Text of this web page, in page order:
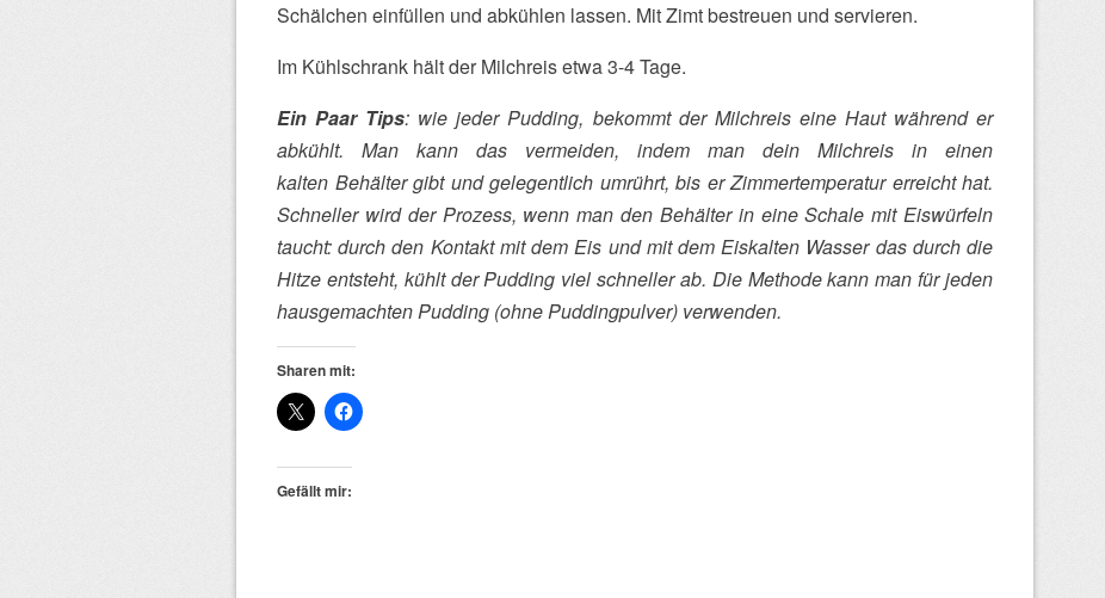
Schälchen einfüllen und abkühlen lassen. Mit Zimt bestreuen und servieren.
Im Kühlschrank hält der Milchreis etwa 3-4 Tage.
Ein Paar Tips: wie jeder Pudding, bekommt der Milchreis eine Haut während er
abkühlt. Man kann das vermeiden, indem man dein Milchreis in einen
kalten Behälter gibt und gelegentlich umrührt, bis er Zimmertemperatur erreicht hat.
Schneller wird der Prozess, wenn man den Behälter in eine Schale mit Eiswürfeln
taucht: durch den Kontakt mit dem Eis und mit dem Eiskalten Wasser das durch die
Hitze entsteht, kühlt der Pudding viel schneller ab. Die Methode kann man für jeden
hausgemachten Pudding (ohne Puddingpulver) verwenden.
Sharen mit:
Gefällt mir: